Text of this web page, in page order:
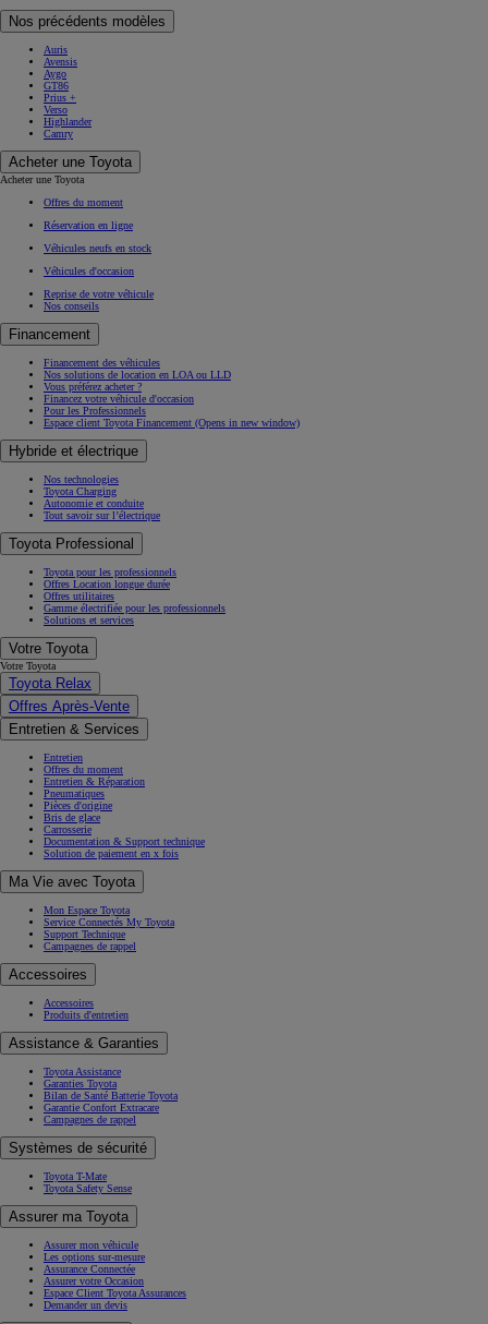
Nos précédents modèles
Auris
Avensis
Aygo
GT86
Prius +
Verso
Highlander
Camry
Acheter une Toyota
Acheter une Toyota
Offres du moment
Réservation en ligne
Véhicules neufs en stock
Véhicules d'occasion
Reprise de votre véhicule
Nos conseils
Financement
Financement des véhicules
Nos solutions de location en LOA ou LLD
Vous préférez acheter ?
Financez votre véhicule d'occasion
Pour les Professionnels
Espace client Toyota Financement (Opens in new window)
Hybride et électrique
Nos technologies
Toyota Charging
Autonomie et conduite
Tout savoir sur l’électrique
Toyota Professional
Toyota pour les professionnels
Offres Location longue durée
Offres utilitaires
Gamme électrifiée pour les professionnels
Solutions et services
Votre Toyota
Votre Toyota
Toyota Relax
Offres Après-Vente
Entretien & Services
Entretien
Offres du moment
Entretien & Réparation
Pneumatiques
Pièces d'origine
Bris de glace
Carrosserie
Documentation & Support technique
Solution de paiement en x fois
Ma Vie avec Toyota
Mon Espace Toyota
Service Connectés My Toyota
Support Technique
Campagnes de rappel
Accessoires
Accessoires
Produits d'entretien
Assistance & Garanties
Toyota Assistance
Garanties Toyota
Bilan de Santé Batterie Toyota
Garantie Confort Extracare
Campagnes de rappel
Systèmes de sécurité
Toyota T-Mate
Toyota Safety Sense
Assurer ma Toyota
Assurer mon véhicule
Les options sur-mesure
Assurance Connectée
Assurer votre Occasion
Espace Client Toyota Assurances
Demander un devis